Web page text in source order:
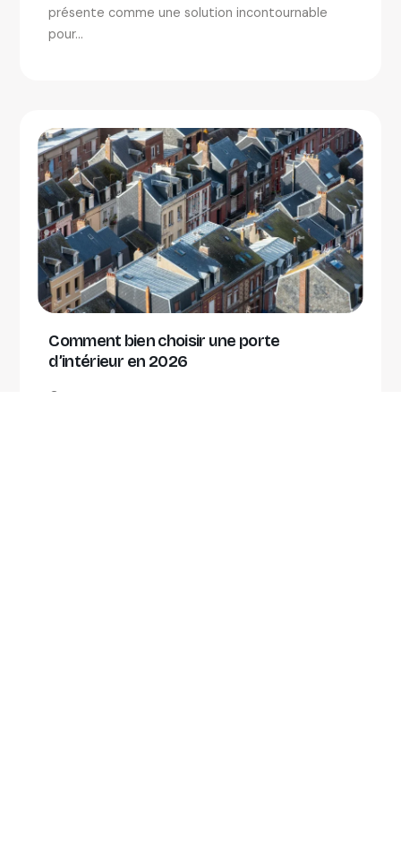
présente comme une solution incontournable
pour...
Comment bien choisir une porte
d’intérieur en 2026